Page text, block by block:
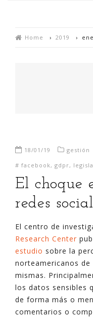
Home › 2019 ›
18/01/19
gestión
# facebook, gdpr,
El choque
redes
El centro de
Research Center
estudio sobre la
norteamericanos de
mismas.
los datos sensibles
de forma más o
comentarios o